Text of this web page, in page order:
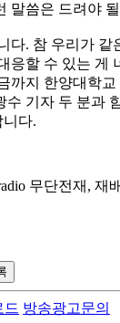
말씀은 드려야
다. 참 우리가 같
응할 수 있는 게
까지 한양대학
수 기자 두 분과
니다.
무단전재, 재
드 방송광고문의